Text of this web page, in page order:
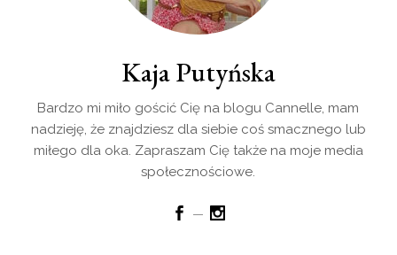
Kaja Putyńska
Bardzo mi miło gościć Cię na blogu Cannelle, mam
nadzieję, że znajdziesz dla siebie coś smacznego lub
miłego dla oka. Zapraszam Cię także na moje media
społecznościowe.